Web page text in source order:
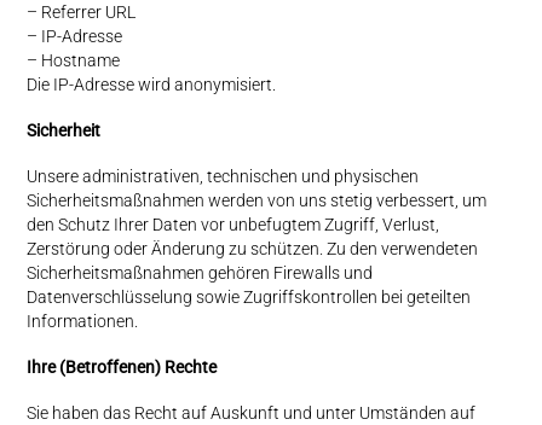
– Referrer URL
– IP-Adresse
– Hostname
Die IP-Adresse wird anonymisiert.
Sicherheit
Unsere administrativen, technischen und physischen
Sicherheitsmaßnahmen werden von uns stetig verbessert, um
den Schutz Ihrer Daten vor unbefugtem Zugriff, Verlust,
Zerstörung oder Änderung zu schützen. Zu den verwendeten
Sicherheitsmaßnahmen gehören Firewalls und
Datenverschlüsselung sowie Zugriffskontrollen bei geteilten
Informationen.
Ihre (Betroffenen) Rechte
Sie haben das Recht auf Auskunft und unter Umständen auf